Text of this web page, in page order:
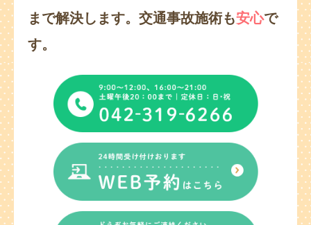
まで解決します。 交通事故施術も安心で
す。